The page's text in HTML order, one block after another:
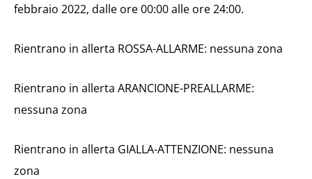
febbraio 2022, dalle ore 00:00 alle ore 24:00.
Rientrano in allerta ROSSA-ALLARME: nessuna zona
Rientrano in allerta ARANCIONE-PREALLARME:
nessuna zona
Rientrano in allerta GIALLA-ATTENZIONE: nessuna
zona